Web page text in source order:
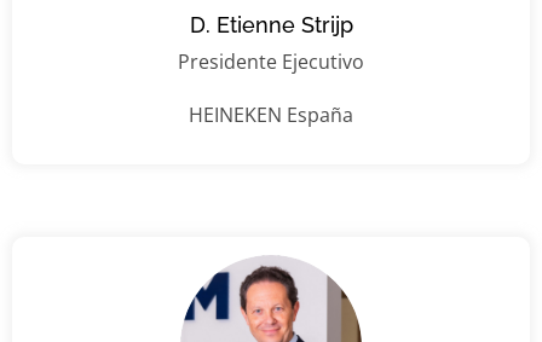
D. Etienne Strijp
Presidente Ejecutivo
HEINEKEN España